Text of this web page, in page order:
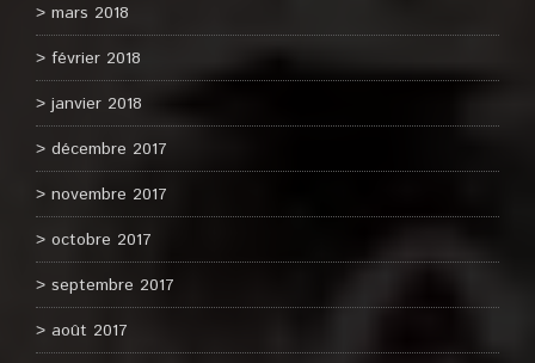
mars 2018
février 2018
janvier 2018
décembre 2017
novembre 2017
octobre 2017
septembre 2017
août 2017